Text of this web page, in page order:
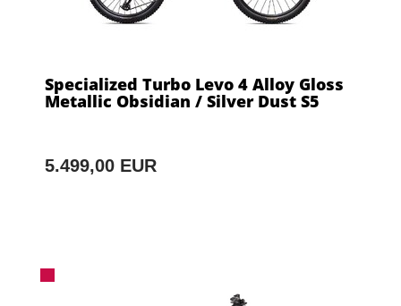
Specialized Turbo Levo 4 Alloy Gloss
Metallic Obsidian / Silver Dust S5
5.499,00 EUR